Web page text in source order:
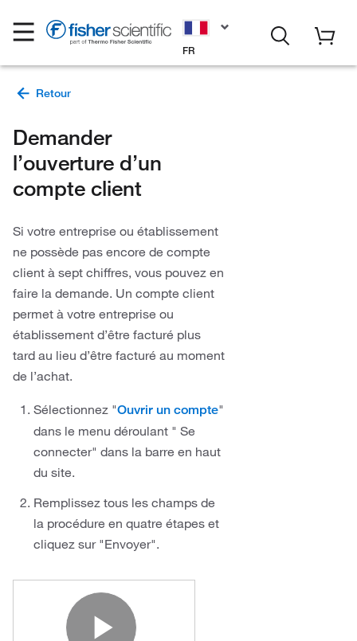
FR
Demander
l’ouverture d’un
compte client
Si votre entreprise ou établissement
ne possède pas encore de compte
client à sept chiffres, vous pouvez en
faire la demande. Un compte client
permet à votre entreprise ou
établissement d’être facturé plus
tard au lieu d’être facturé au moment
de l’achat.
Sélectionnez "Ouvrir un compte"
dans le menu déroulant " Se
connecter" dans la barre en haut
du site.
Remplissez tous les champs de
la procédure en quatre étapes et
cliquez sur "Envoyer".